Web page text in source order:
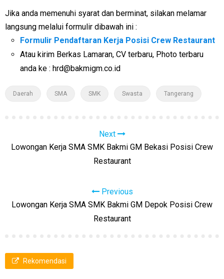
Jika anda memenuhi syarat dan berminat, silakan melamar
langsung melalui formulir dibawah ini :
Formulir Pendaftaran Kerja Posisi Crew Restaurant
Atau kirim Berkas Lamaran, CV terbaru, Photo terbaru
anda ke : hrd@bakmigm.co.id
Daerah SMA SMK Swasta Tangerang
Next
Lowongan Kerja SMA SMK Bakmi GM Bekasi Posisi Crew
Restaurant
Previous
Lowongan Kerja SMA SMK Bakmi GM Depok Posisi Crew
Restaurant
Rekomendasi